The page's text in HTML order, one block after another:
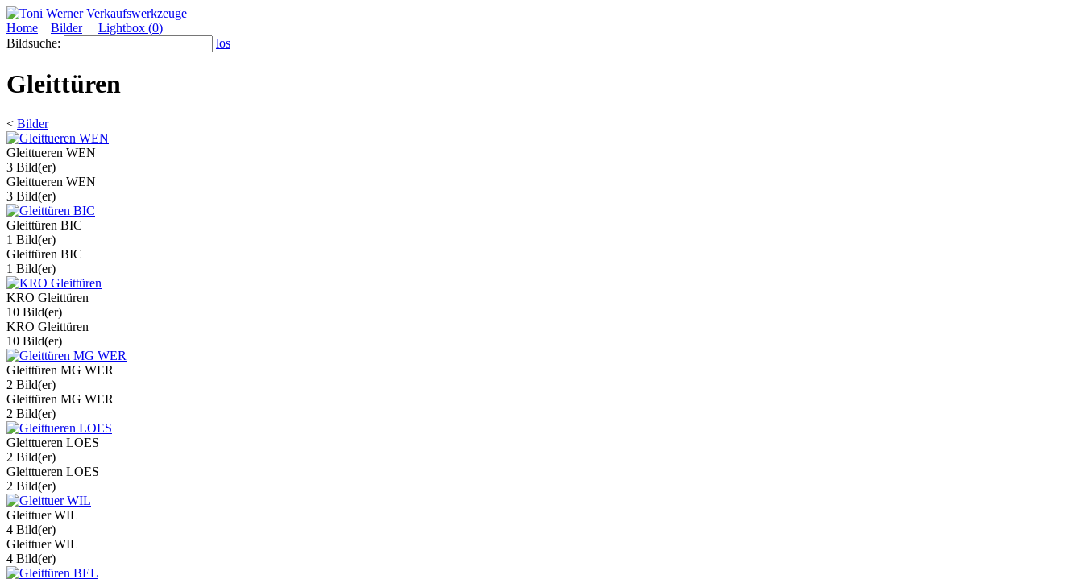
Home Bilder Lightbox (0)
Bildsuche:
los
Gleittüren
< Bilder
Gleittueren WEN
3 Bild(er)
Gleittueren WEN
3 Bild(er)
Gleittüren BIC
1 Bild(er)
Gleittüren BIC
1 Bild(er)
KRO Gleittüren
10 Bild(er)
KRO Gleittüren
10 Bild(er)
Gleittüren MG WER
2 Bild(er)
Gleittüren MG WER
2 Bild(er)
Gleittueren LOES
2 Bild(er)
Gleittueren LOES
2 Bild(er)
Gleittuer WIL
4 Bild(er)
Gleittuer WIL
4 Bild(er)